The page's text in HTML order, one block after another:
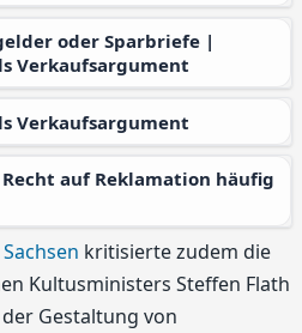
Verkaufsargument
Verkaufsargument
kritisierte zudem die
Kultusministers Steffen Flath
Gestaltung von